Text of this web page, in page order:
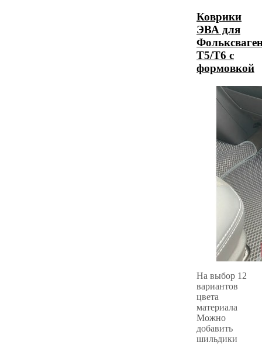
Коврики
ЭВА для
Т5/Т6 с
формовкой
На выбор 12
вариантов
цвета
материала
Можно
добавить
шильдики